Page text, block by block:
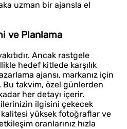
uzman bir ajansla el
ve Planlama
Ancak rastgele
hedef kitlede karşılık
ajansı, markanız için
Bu takvim, özel günlerden
her detayı içerir.
ilgisini çekecek
kalitesi yüksek fotoğraflar ve
oranlarınız hızla